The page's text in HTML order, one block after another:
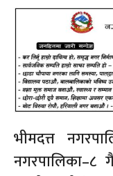
भीमदत्त
नगरपालिका–८